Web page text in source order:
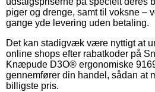
piger og drenge, samt til voksne –
gange yde levering uden betaling.
Det kan stadigvæk være nyttigt at
online shops efter rabatkoder på
Knæpude D3O® ergonomiske
gennemfører din handel, sådan at
billigste pris.